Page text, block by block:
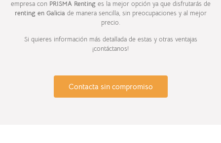
empresa con PRISMA Renting es la mejor opción ya que disfrutarás de
renting en Galicia de manera sencilla, sin preocupaciones y al mejor
precio.
Si quieres información más detallada de estas y otras ventajas
¡contáctanos!
Contacta sin compromiso